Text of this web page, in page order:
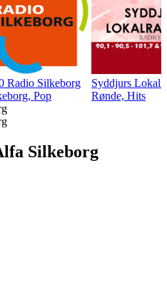
Radio Silkeborg
Pop
Syddjurs
Rønde, Hits
Silkeborg